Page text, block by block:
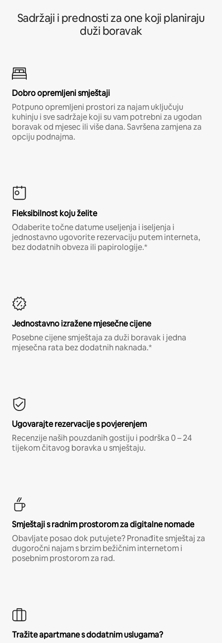
Sadržaji i prednosti za one koji planiraju
duži boravak
Dobro opremljeni smještaji
Potpuno opremljeni prostori za najam uključuju
kuhinju i sve sadržaje koji su vam potrebni za ugodan
boravak od mjesec ili više dana. Savršena zamjena za
opciju podnajma.
Fleksibilnost koju želite
Odaberite točne datume useljenja i iseljenja i
jednostavno ugovorite rezervaciju putem interneta,
bez dodatnih obveza ili papirologije.*
Jednostavno izražene mjesečne cijene
Posebne cijene smještaja za duži boravak i jedna
mjesečna rata bez dodatnih naknada.*
Ugovarajte rezervacije s povjerenjem
Recenzije naših pouzdanih gostiju i podrška 0 – 24
tijekom čitavog boravka u smještaju.
Smještaji s radnim prostorom za digitalne nomade
Obavljate posao dok putujete? Pronađite smještaj za
dugoročni najam s brzim bežičnim internetom i
posebnim prostorom za rad.
Tražite apartmane s dodatnim uslugama?